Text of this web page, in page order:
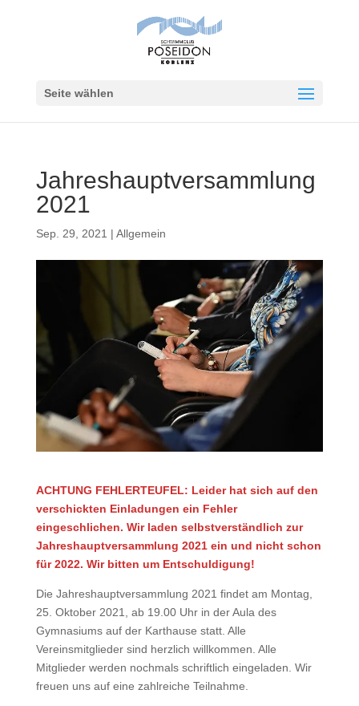
Seite wählen
Jahreshauptversammlung
2021
Sep. 29, 2021 | Allgemein
ACHTUNG FEHLERTEUFEL: Leider hat sich auf den
verschickten Einladungen ein Fehler
eingeschlichen. Wir laden selbstverständlich zur
Jahreshauptversammlung 2021 ein und nicht schon
für 2022. Wir bitten um Entschuldigung!
Die Jahreshauptversammlung 2021 findet am Montag,
25. Oktober 2021, ab 19.00 Uhr in der Aula des
Gymnasiums auf der Karthause statt. Alle
Vereinsmitglieder sind herzlich willkommen. Alle
Mitglieder werden nochmals schriftlich eingeladen. Wir
freuen uns auf eine zahlreiche Teilnahme.